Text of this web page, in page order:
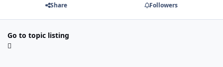
Share Followers
Go to topic listing